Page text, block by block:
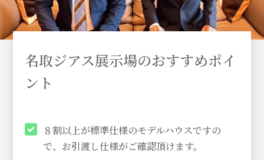
名取ジアス展示場のおすすめポイ
ント
８割以上が標準仕様のモデルハウスですの
で、お引渡し仕様がご確認頂けます。